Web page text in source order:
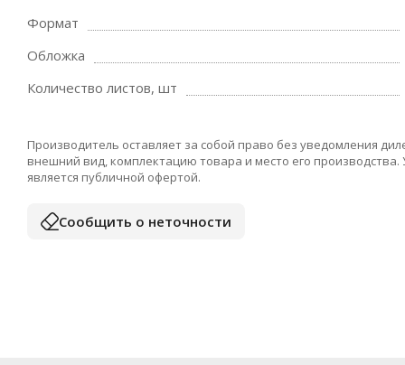
Формат
Обложка
Количество листов, шт
Производитель оставляет за собой право без уведомления
внешний вид, комплектацию товара и место его
является публичной офертой.
Сообщить о неточности